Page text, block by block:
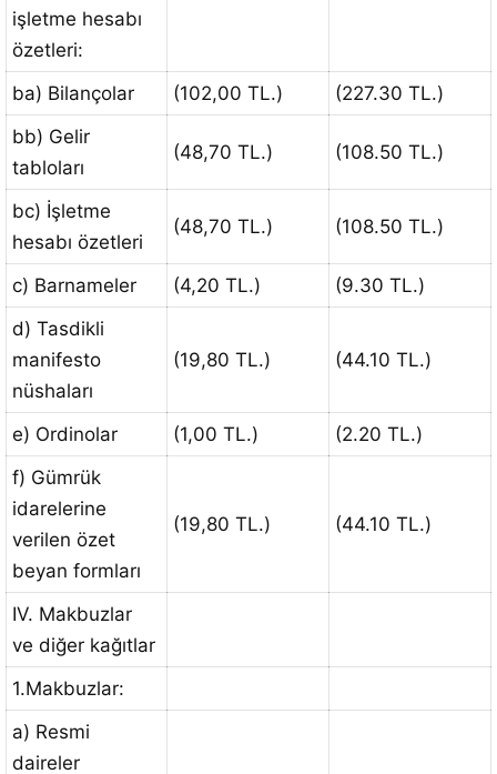
işletme hesabı
özetleri:
ba) Bilançolar
(102,00 TL.)
(227.30 TL.)
bb) Gelir
tabloları
(48,70 TL.) (108.50 TL.)
bc) İşletme
hesabı özetleri
(48,70 TL.) (108.50 TL.)
c) Barnameler (4,20 TL.)
(9.30 TL.)
d) Tasdikli
manifesto
nüshaları
(19,80 TL.) (44.10 TL.)
e) Ordinolar (1,00 TL.)
(2.20 TL.)
f) Gümrük
idarelerine
verilen özet
beyan formları
(19,80 TL.) (44.10 TL.)
IV. Makbuzlar
ve diğer kağıtlar
1.Makbuzlar:
a) Resmi
daireler